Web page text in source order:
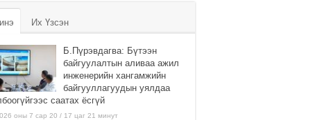
Их Үзсэн
Б.Пүрэвдагва: Бүтээн
байгуулалтын аливаа ажил
инженерийн хангамжийн
байгууллагуудын уялдаа
саатах ёсгүй
оны 7 сар 20 / 17 цаг 21 минут